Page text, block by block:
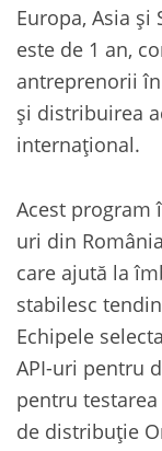
Europa, Asia și
este de 1 an,
antreprenorii
și distribuirea
internațional.
Acest program
uri din
care ajută la
stabilesc
Echipele
API-uri pentru
pentru
de distribuție